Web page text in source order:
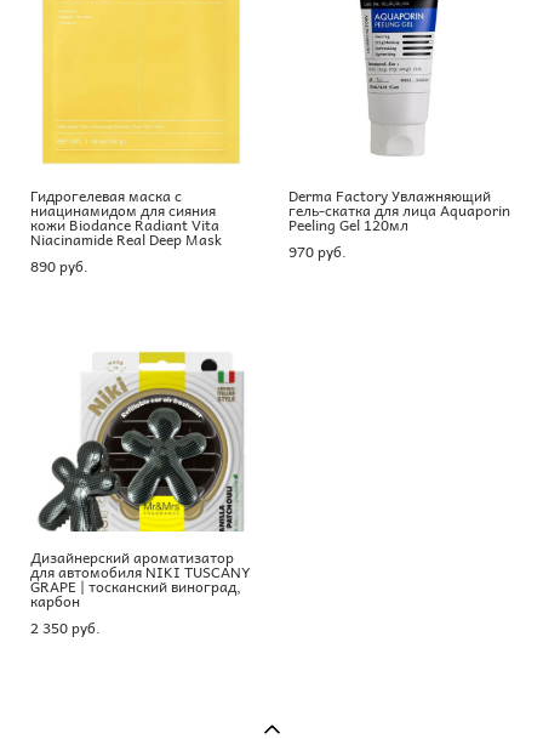
Гидрогелевая маска с
ниацинамидом для сияния
кожи Biodance Radiant Vita
Niacinamide Real Deep Mask
890 pуб.
Derma Factory Увлажняющий
гель-скатка для лица Aquaporin
Peeling Gel 120мл
970 pуб.
Дизайнерский ароматизатор
для автомобиля NIKI TUSCANY
GRAPE | тосканский виноград,
карбон
2 350 pуб.